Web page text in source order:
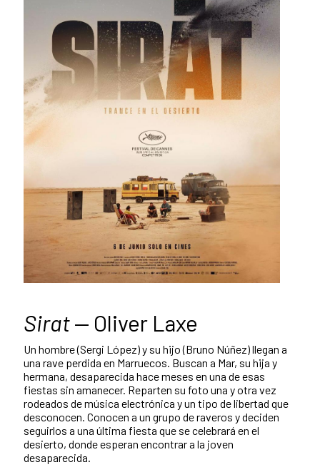
Sirat— Oliver Laxe
Un hombre (Sergi López) y su hijo (Bruno Núñez) llegan a
una rave perdida en Marruecos. Buscan a Mar, su hija y
hermana, desaparecida hace meses en una de esas
fiestas sin amanecer. Reparten su foto una y otra vez
rodeados de música electrónica y un tipo de libertad que
desconocen. Conocen a un grupo de raveros y deciden
seguirlos a una última fiesta que se celebrará en el
desierto, donde esperan encontrar a la joven
desaparecida.